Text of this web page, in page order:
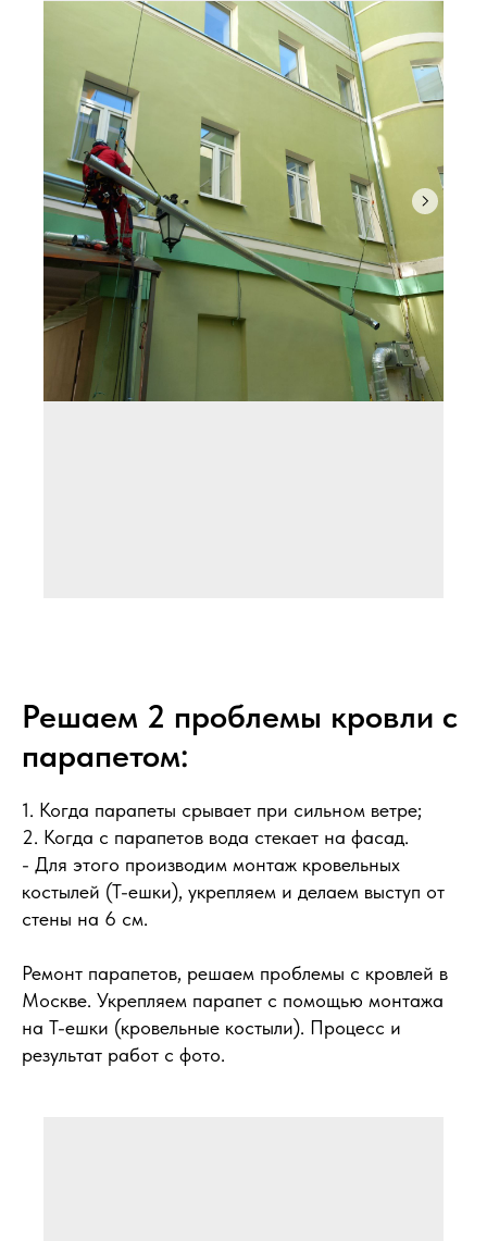
Ремонт парапета кровли с креплением
на Т-ешки (кровельные костыли)
Решаем 2 проблемы кровли с
парапетом:
1. Когда парапеты срывает при сильном ветре;
2. Когда с парапетов вода стекает на фасад.
- Для этого производим монтаж кровельных
костылей (Т-ешки), укрепляем и делаем выступ от
стены на 6 см.
Ремонт парапетов, решаем проблемы с кровлей в
Москве. Укрепляем парапет с помощью монтажа
на Т-ешки (кровельные костыли). Процесс и
результат работ с фото.